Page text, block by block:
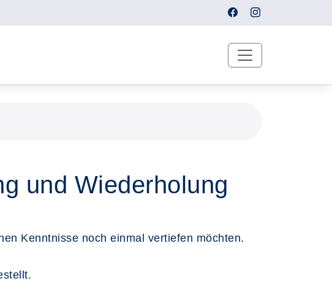
und Wiederholung
Kenntnisse noch einmal vertiefen möchten.